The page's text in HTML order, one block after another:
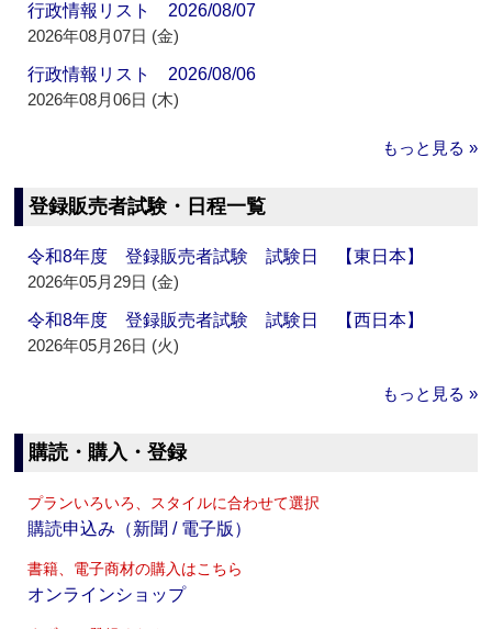
行政情報リスト 2026/08/07
2026年08月07日 (金)
行政情報リスト 2026/08/06
2026年08月06日 (木)
もっと見る »
登録販売者試験・日程一覧
令和8年度 登録販売者試験 試験日 【東日本】
2026年05月29日 (金)
令和8年度 登録販売者試験 試験日 【西日本】
2026年05月26日 (火)
もっと見る »
購読・購入・登録
プランいろいろ、スタイルに合わせて選択
購読申込み（新聞 / 電子版）
書籍、電子商材の購入はこちら
オンラインショップ